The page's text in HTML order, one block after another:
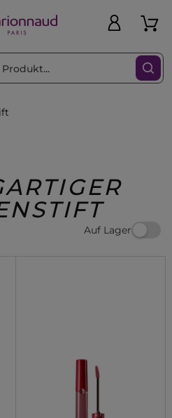
Auf Lager
Filter